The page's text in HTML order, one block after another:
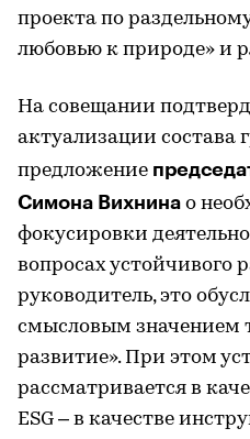
проекта по
любовью к природе» и
На совещании
актуализации состава
предложение
Симона Вихнина о
фокусировки
вопросах устойчивого
руководитель, это
смысловым значением
развитие». При этом
рассматривается в
ESG – в качестве